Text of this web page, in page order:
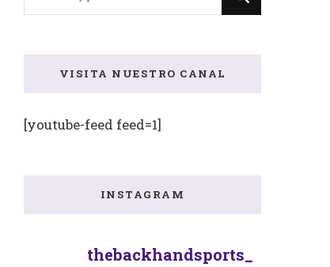
VISITA NUESTRO CANAL
[youtube-feed feed=1]
INSTAGRAM
thebackhandsports_